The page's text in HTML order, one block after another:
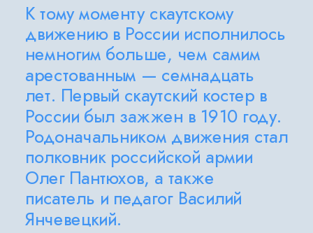
К тому моменту скаутскому
движению в России исполнилось
немногим больше, чем самим
арестованным — семнадцать
лет. Первый скаутский костер в
России был зажжен в 1910 году.
Родоначальником движения стал
полковник российской армии
Олег Пантюхов, а также
писатель и педагог Василий
Янчевецкий.